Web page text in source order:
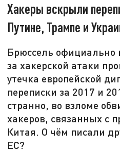
Хакеры вскрыли
Путине, Трампе и
Брюссель официально
за хакерской атаки
утечка европейской
переписки за 2017 и
странно, во взломе
хакеров, связанных с
Китая. О чём писали
ЕС?